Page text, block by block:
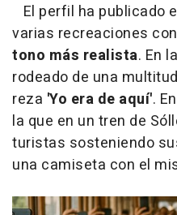
El perfil ha publicado
varias recreaciones
tono más realista. En
rodeado de una
reza 'Yo era de aquí'.
la que en un tren de
turistas sosteniendo
una camiseta con el